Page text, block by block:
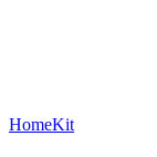
HomeKit